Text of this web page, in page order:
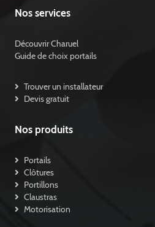
Nos services
Découvrir Charuel
Guide de choix portails
Trouver un installateur
Devis gratuit
Nos produits
Portails
Clôtures
Portillons
Claustras
Motorisation